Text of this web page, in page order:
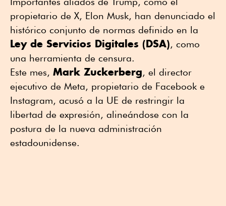
propietario de X, Elon Musk, han denunciado el
histórico conjunto de normas definido en la
Ley de Servicios Digitales (DSA), como
una herramienta de censura.
Este mes, Mark Zuckerberg, el director
ejecutivo de Meta, propietario de Facebook e
Instagram, acusó a la UE de restringir la
libertad de expresión, alineándose con la
postura de la nueva administración
estadounidense.